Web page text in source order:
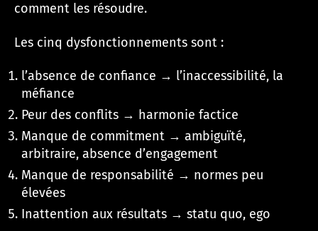
comment les résoudre.
Les cinq dysfonctionnements sont :
l’absence de confiance → l’inaccessibilité, la
méfiance
Peur des conflits → harmonie factice
Manque de commitment → ambiguïté,
arbitraire, absence d’engagement
Manque de responsabilité → normes peu
élevées
Inattention aux résultats → statu quo, ego